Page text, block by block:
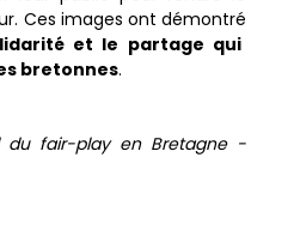
Ces images ont démontré
et le partage qui
bretonnes.
du fair-play en Bretagne -